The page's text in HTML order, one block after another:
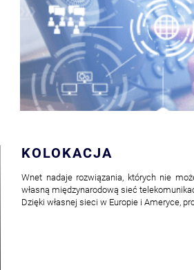
KOLOKACJA
Wnet nadaje rozwiązania, których nie
własną międzynarodową sieć
Dzięki własnej sieci w Europie i Ameryce,